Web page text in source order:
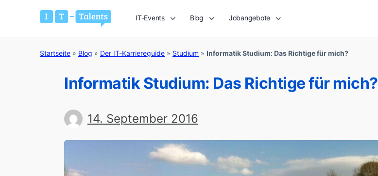
IT-Events Blog Jobangebote
Startseite » Blog » Der IT-Karriereguide » Studium » Informatik Studium: Das Richtige für mich?
Informatik Studium: Das Richtige für mich?
14. September 2016